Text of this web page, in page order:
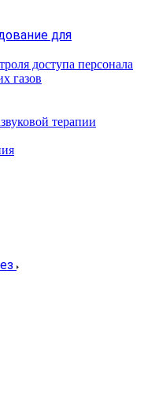
для
доступа персонала
газов
терапии